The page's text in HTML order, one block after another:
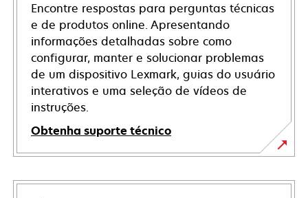
Encontre respostas para perguntas técnicas
e de produtos online. Apresentando
informações detalhadas sobre como
configurar, manter e solucionar problemas
de um dispositivo Lexmark, guias do usuário
interativos e uma seleção de vídeos de
instruções.
Obtenha suporte técnico
opens
in